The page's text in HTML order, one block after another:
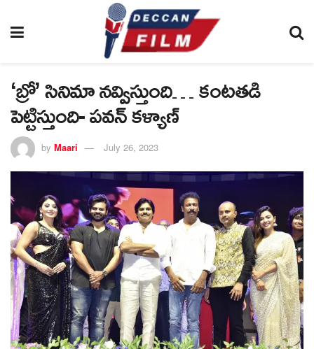
‘బ్రో’ సినిమా నవ్విస్తుంది… కంటతడి
పెట్టిస్తుంది- పవన్ కళ్యాణ్
by Maari July 26, 2023